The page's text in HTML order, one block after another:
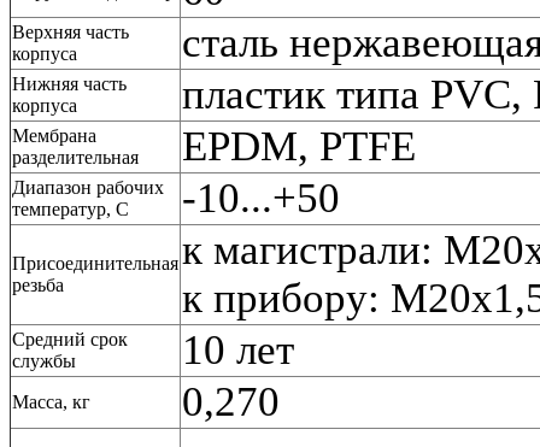
Верхняя часть
корпуса
сталь
Нижняя часть
корпуса
пластик типа PVC,
Мембрана
разделительная
EPDM, PTFE
Диапазон рабочих
температур, С
-10...+50
Присоединительная
резьба
к магистрали:
к прибору:
Средний срок
службы
10 лет
Масса, кг 0,270